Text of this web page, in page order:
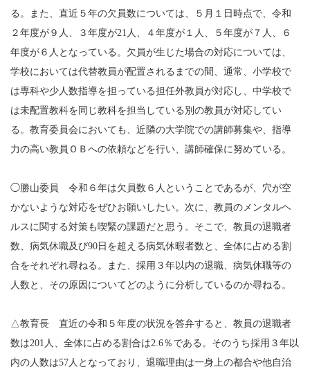
る。また、直近５年の欠員数については、５月１日時点で、令和
２年度が９人、３年度が21人、４年度が１人、５年度が７人、６
年度が６人となっている。欠員が生じた場合の対応については、
学校においては代替教員が配置されるまでの間、通常、小学校で
は専科や少人数指導を担っている担任外教員が対応し、中学校で
は未配置教科を同じ教科を担当している別の教員が対応してい
る。教育委員会においても、近隣の大学院での講師募集や、指導
力の高い教員ＯＢへの依頼などを行い、講師確保に努めている。
◯勝山委員 令和６年は欠員数６人ということであるが、穴が空
かないような対応をぜひお願いしたい。次に、教員のメンタルヘ
ルスに関する対策も喫緊の課題だと思う。そこで、教員の退職者
数、病気休職及び90日を超える病気休暇者数と、全体に占める割
合をそれぞれ尋ねる。また、採用３年以内の退職、病気休職等の
人数と、その原因についてどのように分析しているのか尋ねる。
△教育長 直近の令和５年度の状況を答弁すると、教員の退職者
数は201人、全体に占める割合は2.6％である。そのうち採用３年以
内の人数は57人となっており、退職理由は一身上の都合や他自治